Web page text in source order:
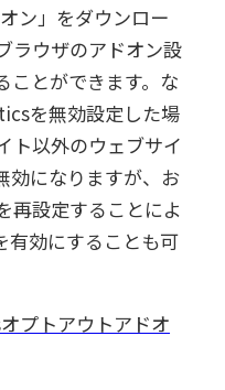
ン」をダウンロー
ラウザのアドオン設
ことができます。な
を無効設定した場
ト以外のウェブサイ
効になりますが、お
再設定することによ
有効にすることも可
プトアウトアドオ